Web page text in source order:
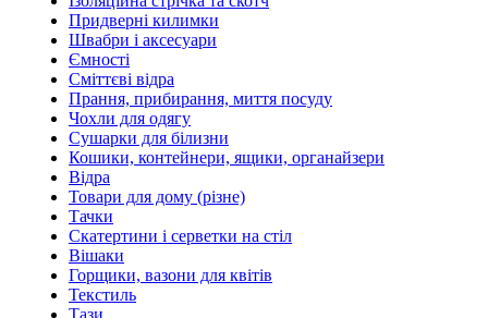
Придверні килимки
Швабри і аксесуари
Ємності
Сміттєві відра
Прання, прибирання, миття посуду
Чохли для одягу
Сушарки для білизни
Кошики, контейнери, ящики, органайзери
Відра
Товари для дому (різне)
Тачки
Скатертини і серветки на стіл
Вішаки
Горщики, вазони для квітів
Текстиль
Тази